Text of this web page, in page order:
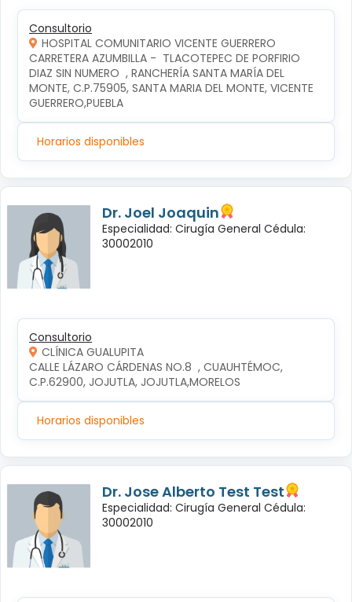
Consultorio
HOSPITAL COMUNITARIO VICENTE GUERRERO
CARRETERA AZUMBILLA -  TLACOTEPEC DE PORFIRIO
DIAZ SIN NUMERO  , RANCHERÍA SANTA MARÍA DEL
MONTE, C.P.75905, SANTA MARIA DEL MONTE, VICENTE
GUERRERO,PUEBLA
Horarios disponibles
Dr. Joel Joaquin
Especialidad: Cirugía General Cédula:
30002010
Consultorio
CLÍNICA GUALUPITA
CALLE LÁZARO CÁRDENAS NO.8  , CUAUHTÉMOC,
C.P.62900, JOJUTLA, JOJUTLA,MORELOS
Horarios disponibles
Dr. Jose Alberto Test Test
Especialidad: Cirugía General Cédula:
30002010